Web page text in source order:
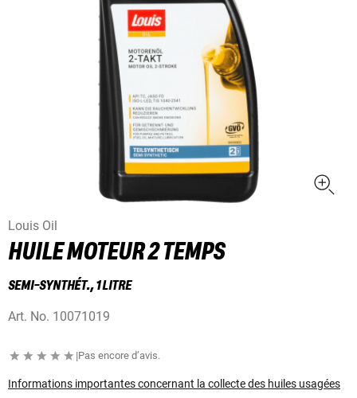
Louis Oil
HUILE MOTEUR 2 TEMPS
SEMI-SYNTHÉT., 1 LITRE
Art. No. 10071019
|Pas encore d’avis.
Informations importantes concernant la collecte des huiles usagées